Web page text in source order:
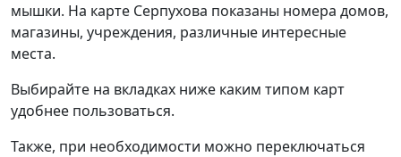
мышки. На карте Серпухова показаны номера домов,
магазины, учреждения, различные интересные
места.
Выбирайте на вкладках ниже каким типом карт
удобнее пользоваться.
Также, при необходимости можно переключаться